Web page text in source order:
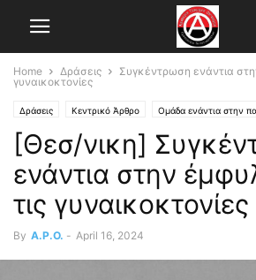
Home Δράσεις
Συγκέντρωση ενάντια
γυναικοκτονίες
Δράσεις Κεντρικό Άρθρο Ομάδα ενάντια στην
ΟΜΑΔΑ ΕΝΑΝΤΙΑ ΣΤΗΝ ΠΑΤΡΙΑΡΧΙΑ Πατριαρχία-
Τοπικό Συντονιστικό Θεσ/κης
[Θεσ/νικη]
ενάντια στην
τις γυναικοκτονίες
By A.P.O. - April 16, 2024